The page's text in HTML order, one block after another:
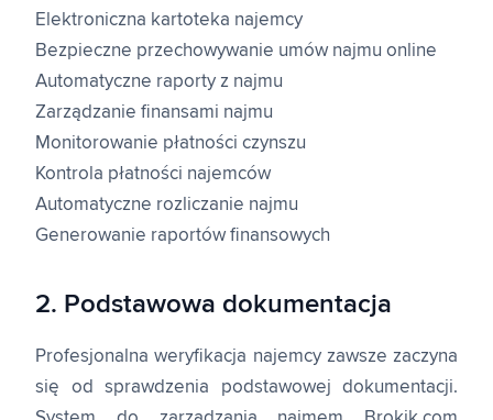
Elektroniczna kartoteka najemcy
Bezpieczne przechowywanie umów najmu online
Automatyczne raporty z najmu
Zarządzanie finansami najmu
Monitorowanie płatności czynszu
Kontrola płatności najemców
Automatyczne rozliczanie najmu
Generowanie raportów finansowych
2. Podstawowa dokumentacja
Profesjonalna weryfikacja najemcy zawsze zaczyna
się od sprawdzenia podstawowej dokumentacji.